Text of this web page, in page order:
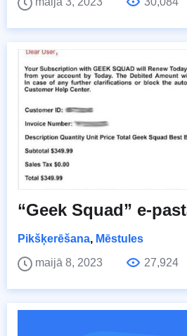
“Geek Squad” e-
Pikšķerēšana, Mēstules
maijā 8, 2023
27,924